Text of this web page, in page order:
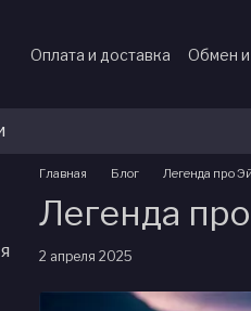
Оплата и доставка Обмен и
Главная Блог Легенда про
Легенда
2 апреля 2025